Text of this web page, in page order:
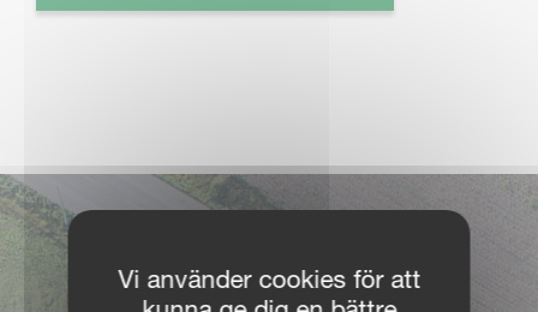
Vi använder cookies för att